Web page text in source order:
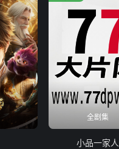
全剧集
小品一家人